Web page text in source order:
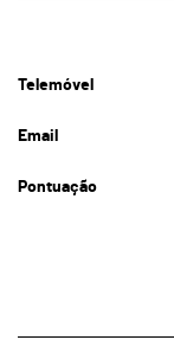
Telemóvel
Email
Pontuação